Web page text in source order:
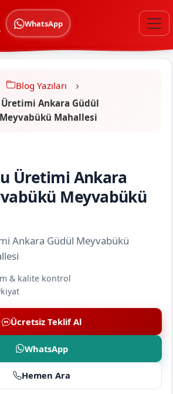
WhatsApp
Blog Yazıları
Üretimi Ankara Güdül
Mahallesi
Üretimi Ankara
Meyvabükü
Ankara Güdül Meyvabükü
& kalite kontrol
Ücretsiz Teklif Al
WhatsApp
Hemen Ara